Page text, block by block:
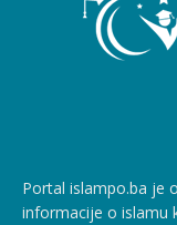
Portal islampo.ba je
informacije o islamu